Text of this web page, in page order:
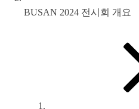
BUSAN 2024 전시회 개요